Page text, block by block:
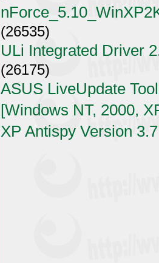
(26535)
ULi Integrated Driver
(26175)
ASUS LiveUpdate
[Windows NT, 2000,
XP Antispy Version